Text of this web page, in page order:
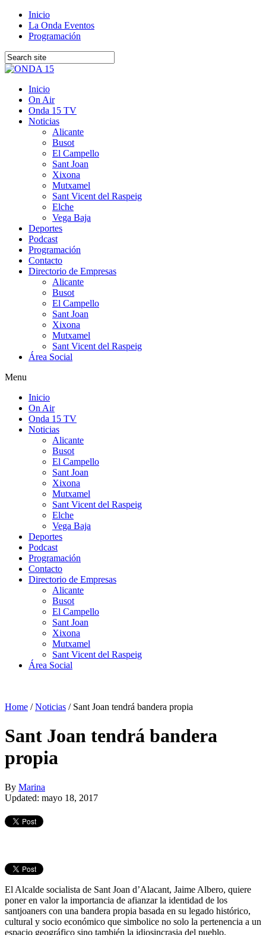
Inicio
La Onda Eventos
Programación
Inicio
On Air
Onda 15 TV
Noticias
Alicante
Busot
El Campello
Sant Joan
Xixona
Mutxamel
Sant Vicent del Raspeig
Elche
Vega Baja
Deportes
Podcast
Programación
Contacto
Directorio de Empresas
Alicante
Busot
El Campello
Sant Joan
Xixona
Mutxamel
Sant Vicent del Raspeig
Área Social
Menu
Inicio
On Air
Onda 15 TV
Noticias
Alicante
Busot
El Campello
Sant Joan
Xixona
Mutxamel
Sant Vicent del Raspeig
Elche
Vega Baja
Deportes
Podcast
Programación
Contacto
Directorio de Empresas
Alicante
Busot
El Campello
Sant Joan
Xixona
Mutxamel
Sant Vicent del Raspeig
Área Social
Home /Noticias / Sant Joan tendrá bandera propia
Sant Joan tendrá bandera
propia
By Marina
Updated: mayo 18, 2017
El Alcalde socialista de Sant Joan d’Alacant, Jaime Albero, quiere
poner en valor la importancia de afianzar la identidad de los
santjoaners con una bandera propia basada en su legado histórico,
cultural y socio económico que simbolice no solo la pertenencia a un
espacio geográfico sino también la idiosincrasia del pueblo.